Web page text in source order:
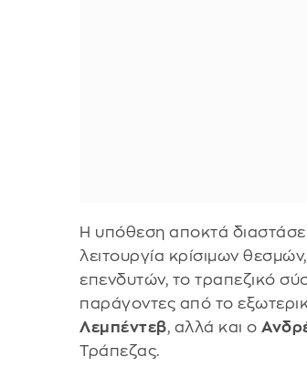
Η υπόθεση αποκτά
λειτουργία κρίσιμων
επενδυτών, το τραπεζικό
παράγοντες από το
Λεμπέντεβ, αλλά και ο
Τράπεζας.